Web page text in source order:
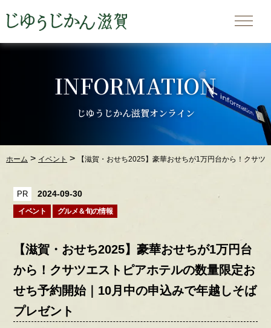
INFORMATION
じゆうじかん滋賀オンライン
ホーム > イベント > 【滋賀・おせち2025】豪華おせちが1万円台から！クサ
PR 2024-09-30
イベント グルメ＆旬の情報
【滋賀・おせち2025】豪華おせちが1万円台
から！クサツエストピアホテルの数量限定お
せち予約開始｜10月中の申込みで年越しそば
プレゼント